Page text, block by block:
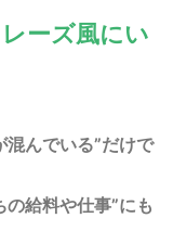
ーズ風にい
混んでいる”だけで
給料や仕事”にも